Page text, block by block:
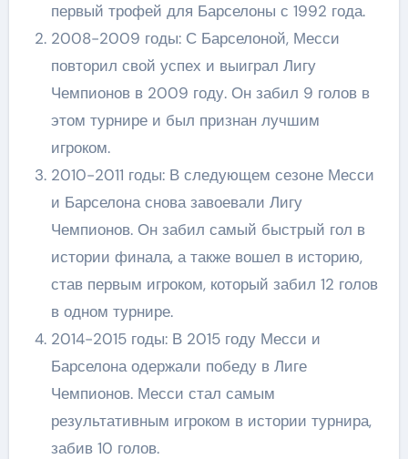
первый трофей для Барселоны с 1992 года.
2008-2009 годы: С Барселоной, Месси
повторил свой успех и выиграл Лигу
Чемпионов в 2009 году. Он забил 9 голов в
этом турнире и был признан лучшим
игроком.
2010-2011 годы: В следующем сезоне Месси
и Барселона снова завоевали Лигу
Чемпионов. Он забил самый быстрый гол в
истории финала, а также вошел в историю,
став первым игроком, который забил 12 голов
в одном турнире.
2014-2015 годы: В 2015 году Месси и
Барселона одержали победу в Лиге
Чемпионов. Месси стал самым
результативным игроком в истории турнира,
забив 10 голов.